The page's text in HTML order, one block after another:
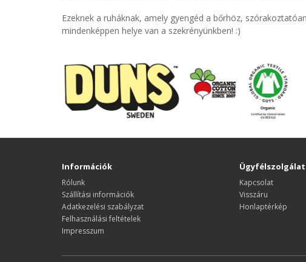
Ezeknek a ruháknak, amely gyengéd a bőrhöz,
mindenképpen helye van a szekrényünkben! :)
Információk
Rólunk
Szállítási információk
Adatkezelési szabályzat
Felhasználási feltételek
Impresszum
Ügyfélszolgálat
Kapcsolat
Visszáru
Honlaptérkép